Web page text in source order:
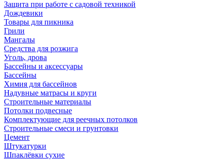
Защита при работе с садовой техникой
Дождевики
Товары для пикника
Грили
Мангалы
Средства для розжига
Уголь, дрова
Бассейны и аксессуары
Бассейны
Химия для бассейнов
Надувные матрасы и круги
Строительные материалы
Потолки подвесные
Комплектующие для реечных потолков
Строительные смеси и грунтовки
Цемент
Штукатурки
Шпаклёвки сухие